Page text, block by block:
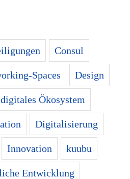
Consul
Spaces Design
digitales Ökosystem
Digitalisierung
Innovation kuubu
Entwicklung